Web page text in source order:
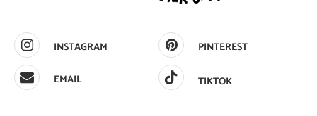
INSTAGRAM
PINTEREST
EMAIL
TIKTOK